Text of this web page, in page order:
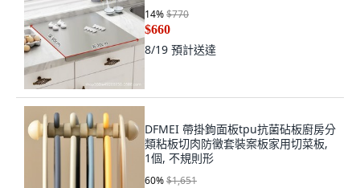
14%$770
$660
8/19 預計送達
DFMEI 帶掛鉤面板tpu抗菌砧板廚房分
類粘板切肉防黴套裝案板家用切菜板,
1個, 不規則形
60%$1,651